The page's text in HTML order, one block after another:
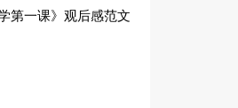
第一课》观后感范文